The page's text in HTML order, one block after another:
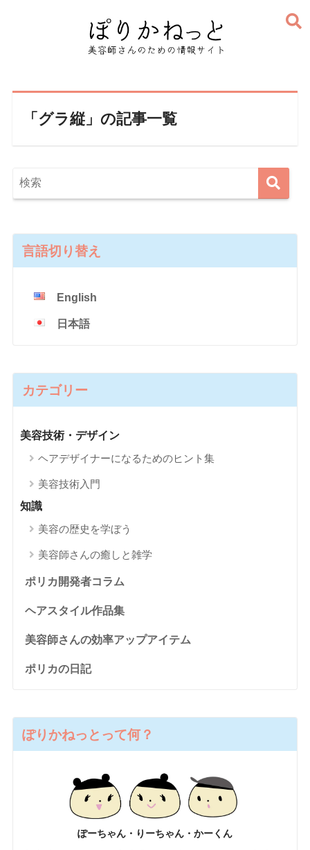
「グラ縦」の記事一覧
言語切り替え
English
日本語
カテゴリー
美容技術・デザイン
ヘアデザイナーになるためのヒント集
美容技術入門
知識
美容の歴史を学ぼう
美容師さんの癒しと雑学
ポリカ開発者コラム
ヘアスタイル作品集
美容師さんの効率アップアイテム
ポリカの日記
ぽりかねっとって何？
ぽーちゃん・りーちゃん・かーくん